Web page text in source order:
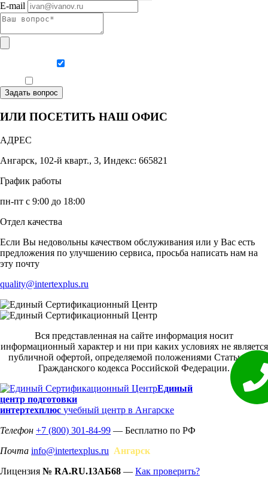
E-mail
Задать вопрос
ИЛИ ПОСЕТИТЬ НАШ ОФИС
АДРЕС
Ангарск, 102-й кварт., 3, Индекс: 665821
График работы
пн-пт с 9:00 до 18:00
Отдел качества
Если Вы недовольны качеством обслуживания или у Вас есть
предложения по улучшению сервиса, просьба написать нам на
эту почту
quality@intertexplus.ru
Вся представленная на сайте информация носит
информационный характер и ни при каких условиях не является
публичной офертой, определяемой положениями Статьи 437
Гражданского кодекса Российской Федерации.
Единый
центр подготовки
интертехплюс учебный центр в Ангарске
Телефон +7 (800) 301-84-99 — Бесплатно по РФ
Почта info@intertexplus.ru Ангарск
Лицензия № RA.RU.13АБ68 — Как проверить?